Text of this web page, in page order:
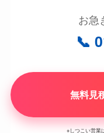
お急
📞
無料見
※しつこい営業